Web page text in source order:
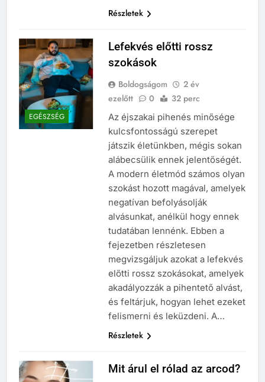
Részletek
EGÉSZSÉG
Lefekvés előtti rossz
szokások
Boldogságom
2 év
ezelőtt
0 32 perc
Az éjszakai pihenés minősége
kulcsfontosságú szerepet
játszik életünkben, mégis sokan
alábecsülik ennek jelentőségét.
A modern életmód számos olyan
szokást hozott magával, amelyek
negatívan befolyásolják
alvásunkat, anélkül hogy ennek
tudatában lennénk. Ebben a
fejezetben részletesen
megvizsgáljuk azokat a lefekvés
előtti rossz szokásokat, amelyek
akadályozzák a pihentető alvást,
és feltárjuk, hogyan lehet ezeket
felismerni és leküzdeni. A…
Részletek
Mit árul el rólad az arcod?